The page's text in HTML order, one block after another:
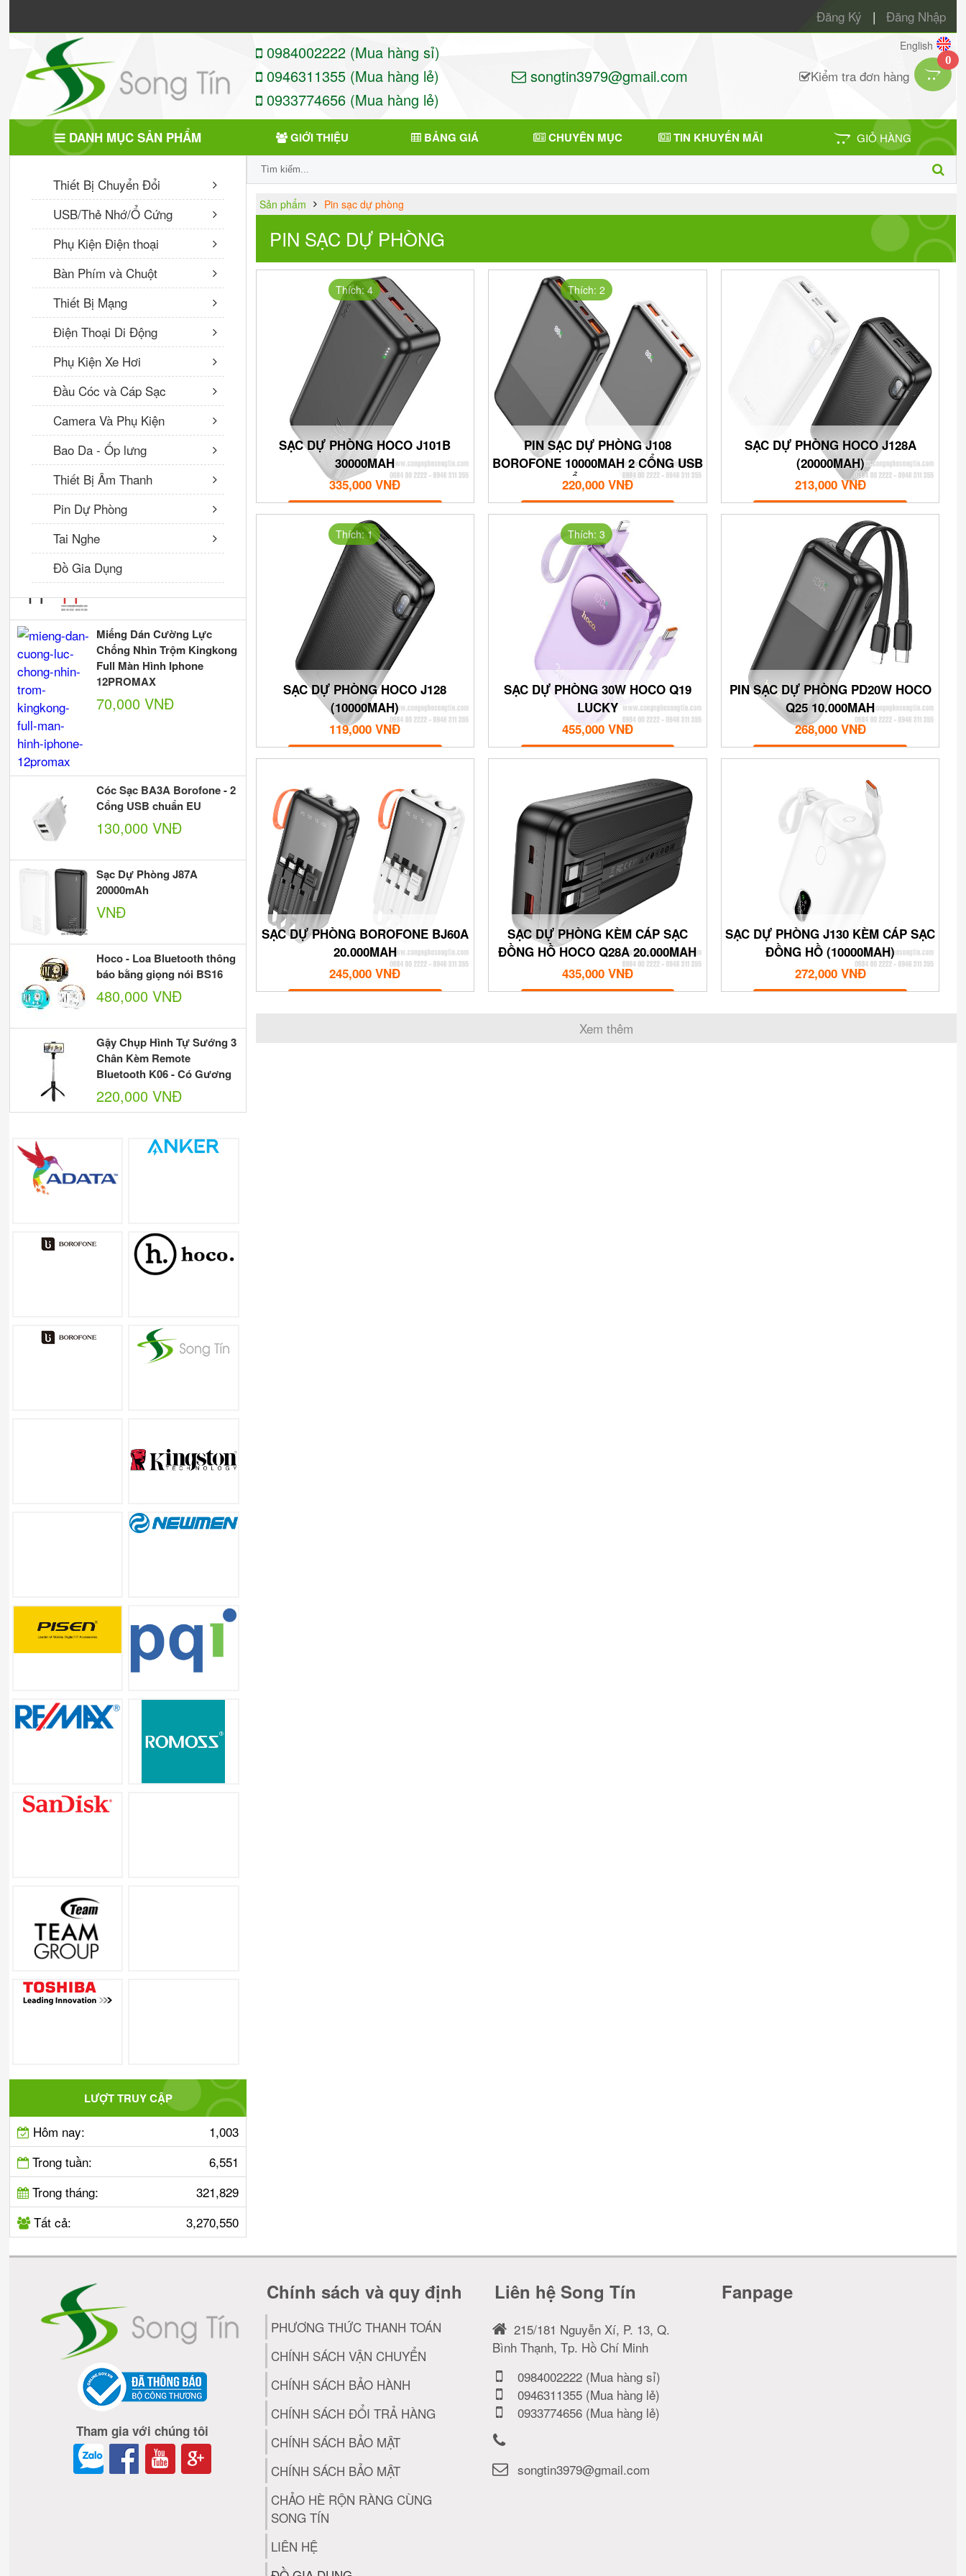
Đăng Ký | Đăng Nhập
0984002222 (Mua hàng sỉ)
0946311355 (Mua hàng lẻ)
0933774656 (Mua hàng lẻ)
songtin3979@gmail.com
English
Kiểm tra đơn hàng
DANH MỤC SẢN PHẨM
Thiết Bị Chuyển Đổi
USB/Thẻ Nhớ/Ổ Cứng
Phụ Kiện Điện thoại
Bàn Phím và Chuột
Thiết Bị Mạng
Điện Thoại Di Động
Phụ Kiện Xe Hơi
Đầu Cóc và Cáp Sạc
Camera Và Phụ Kiện
Bao Da - Ốp lưng
Thiết Bị Âm Thanh
Pin Dự Phòng
Tai Nghe
Đồ Gia Dụng
GIỚI THIỆU BẢNG GIÁ CHUYÊN MỤC TIN KHUYẾN MÃI GIỎ HÀNG
0
SẢN PHẨM MỚI
BOROFONE - Dây Cáp Sạc
BX30 - Cổng Micro 1m
80,000 VNĐ
TEAMGROUP Ổ Cứng SSD
240GB L5 EVO Sata 3
1,000,000 VNĐ
Tai nghe nhét tai có dây
BM43 Borofone kèm mic
60,000 VNĐ
Hoco- Tai nghe có dây
Onear - M15 - Có Mic
180,000 VNĐ
Cáp sạc nhanh Hoco U79
Type-C
VNĐ
Miếng Dán Cường Lực
Chống Nhìn Trộm Kingkong
Full Màn Hình Iphone
12PROMAX
70,000 VNĐ
Cóc Sạc BA3A Borofone - 2
Cổng USB chuẩn EU
130,000 VNĐ
Sạc Dự Phòng J87A
20000mAh
VNĐ
Hoco - Loa Bluetooth thông
báo bằng giọng nói BS16
480,000 VNĐ
Gậy Chụp Hình Tự Sướng 3
Chân Kèm Remote
Bluetooth K06 - Có Gương
220,000 VNĐ
LƯỢT TRUY CẬP
Hôm nay:
1,003
Trong tuần:
6,551
Trong tháng:
321,829
Tất cả:
3,270,550
Sản phẩm Pin sạc dự phòng
PIN SẠC DỰ PHÒNG
Thích: 4
SẠC DỰ PHÒNG HOCO J101B
30000MAH
335,000 VNĐ
MUA NGAY
Thích: 2
PIN SẠC DỰ PHÒNG J108
BOROFONE 10000MAH 2 CỔNG USB
1 CỔNG TYPE C
220,000 VNĐ
MUA NGAY
SẠC DỰ PHÒNG HOCO J128A
(20000MAH)
213,000 VNĐ
MUA NGAY
Thích: 1
SẠC DỰ PHÒNG HOCO J128
(10000MAH)
119,000 VNĐ
MUA NGAY
Thích: 3
SẠC DỰ PHÒNG 30W HOCO Q19
LUCKY
455,000 VNĐ
MUA NGAY
PIN SẠC DỰ PHÒNG PD20W HOCO
Q25 10.000MAH
268,000 VNĐ
MUA NGAY
SẠC DỰ PHÒNG BOROFONE BJ60A
20.000MAH
245,000 VNĐ
SẠC DỰ PHÒNG KÈM CÁP SẠC
ĐỒNG HỒ HOCO Q28A 20.000MAH
435,000 VNĐ
SẠC DỰ PHÒNG J130 KÈM CÁP SẠC
ĐỒNG HỒ (10000MAH)
272,000 VNĐ
Xem thêm
Tham gia với chúng tôi
Chính sách và quy định
PHƯƠNG THỨC THANH TOÁN
CHÍNH SÁCH VẬN CHUYỂN
CHÍNH SÁCH BẢO HÀNH
CHÍNH SÁCH ĐỔI TRẢ HÀNG
CHÍNH SÁCH BẢO MẬT
CHÍNH SÁCH BẢO MẬT
CHẢO HÈ RỘN RÀNG CÙNG
SONG TÍN
LIÊN HỆ
Liên hệ Song Tín
215/181 Nguyễn Xí, P. 13, Q.
Bình Thạnh, Tp. Hồ Chí Minh
0984002222 (Mua hàng sỉ)
0946311355 (Mua hàng lẻ)
0933774656 (Mua hàng lẻ)
songtin3979@gmail.com
Fanpage